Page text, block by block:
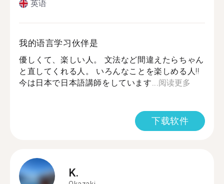
英语
我的语言学习伙伴是
優しくて、楽しい人。 文法など間違えたらちゃん
と直してくれる人。 いろんなことを楽しめる人‼︎
今は日本で日本語講師をしています...阅读更多
下载软件
K.